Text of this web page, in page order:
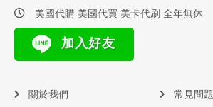
美國代購 美國代買 美卡代刷 全年無休
加入好友
關於我們 常見問題